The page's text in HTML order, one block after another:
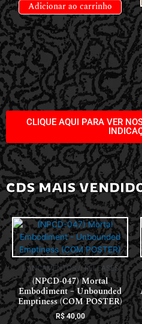
Adicionar ao carrinho
CLIQUE AQUI PARA VER
CDS MAIS
LANÇAMENTOS // RELEASES
(NPCD-047) Mortal
Embodiment – Unbounded
Emptiness (COM POSTER)
R$40,00